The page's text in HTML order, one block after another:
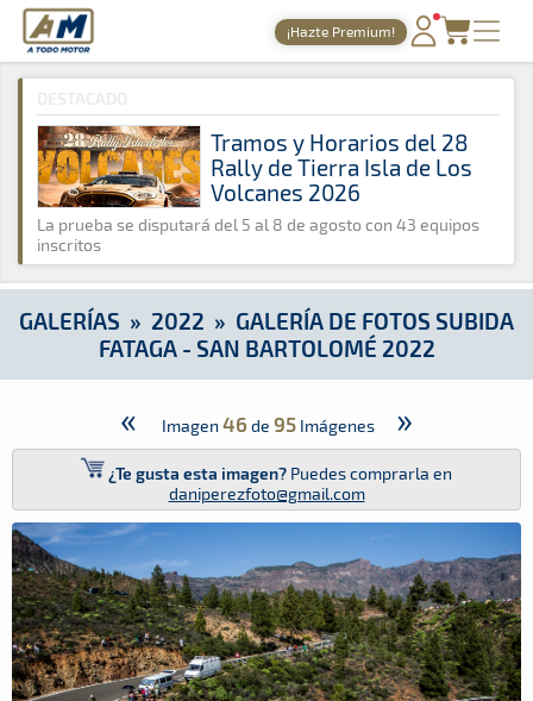
A Todo Motor · Revista del motor desde 1999
¡Hazte Premium!
PORTADA
TIEMPOS ONLINE
NOTICIAS
AGENDA
GALERÍAS
TIENDA
ARCHIVO
A Todo Motor » Galerías » 2022 » Galería de Fotos Subida
Tramos y Horarios del 28
Rally de Tierra Isla de Los
Volcanes 2026
La prueba se disputará del 5 al 8 de agosto con 43 equipos
inscritos
GALERÍAS » 2022 » GALERÍA DE FOTOS SUBIDA
FATAGA - SAN BARTOLOMÉ 2022
« Imagen 46 de 95 Imágenes »
¿Te gusta esta imagen? Puedes comprarla en
daniperezfoto@gmail.com